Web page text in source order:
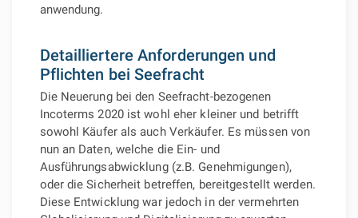
anwendung.
Detailliertere Anforderungen und
Pflichten bei Seefracht
Die Neuerung bei den Seefracht-bezogenen
Incoterms 2020 ist wohl eher kleiner und betrifft
sowohl Käufer als auch Verkäufer. Es müssen von
nun an Daten, welche die Ein- und
Ausführungsabwicklung (z.B. Genehmigungen),
oder die Sicherheit betreffen, bereitgestellt werden.
Diese Entwicklung war jedoch in der vermehrten